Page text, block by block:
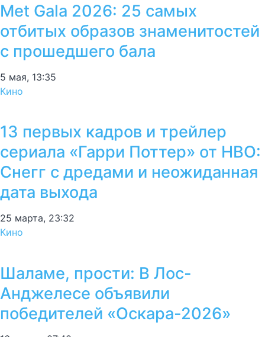
Met Gala 2026: 25 самых
отбитых образов знаменитостей
с прошедшего бала
5 мая, 13:35
Кино
13 первых кадров и трейлер
сериала «Гарри Поттер» от HBO:
Снегг с дредами и неожиданная
дата выхода
25 марта, 23:32
Кино
Шаламе, прости: В Лос-
Анджелесе объявили
победителей «Оскара-2026»